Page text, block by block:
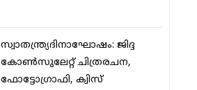
സ്വാതന്ത്ര്യദിനാഘോഷം: ജിദ്ദ
കോണ്‍സുലേറ്റ് ചിത്രരചന,
ഫോട്ടോഗ്രാഫി, ക്വിസ്